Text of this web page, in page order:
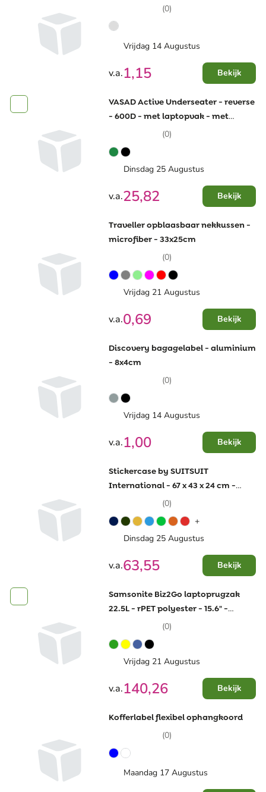
(0)
Vrijdag 14 Augustus
v.a.1,15 Bekijk
VASAD Active Underseater - reverse
- 600D - met laptopvak - met
(0)
Dinsdag 25 Augustus
v.a.25,82 Bekijk
Traveller opblaasbaar nekkussen -
microfiber - 33x25cm
(0)
Vrijdag 21 Augustus
v.a.0,69 Bekijk
Discovery bagagelabel - aluminium
- 8x4cm
(0)
Vrijdag 14 Augustus
v.a.1,00 Bekijk
Stickercase by SUITSUIT
International - 67 x 43 x 24 cm -
cijferslot - trekstang
(0)
+
Dinsdag 25 Augustus
v.a.63,55 Bekijk
Samsonite Biz2Go laptoprugzak
22.5L - rPET polyester - 15.6" -
waterdicht en multifunctioneel
(0)
Vrijdag 21 Augustus
v.a.140,26 Bekijk
Kofferlabel flexibel ophangkoord
(0)
Maandag 17 Augustus